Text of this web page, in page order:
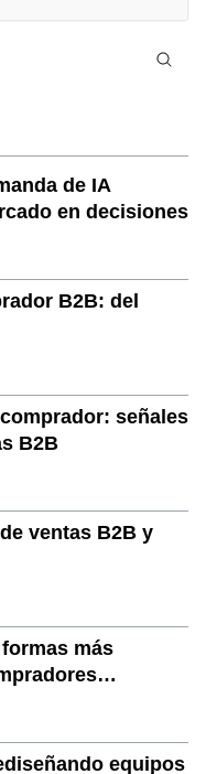
de IA
en decisiones
B2B: del
señales
B2B
ventas B2B y
más
equipos